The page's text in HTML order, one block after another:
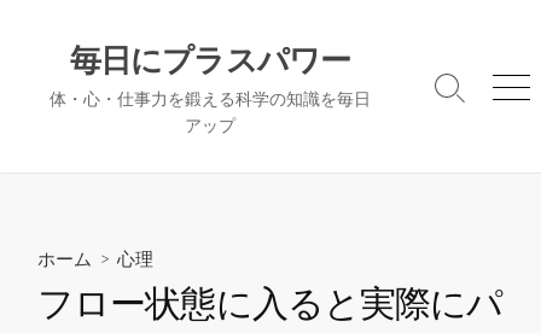
毎日にプラスパワー
体・心・仕事力を鍛える科学の知識を毎日
アップ
検
メ
ホーム > 心理
フロー状態に入ると実際にパ